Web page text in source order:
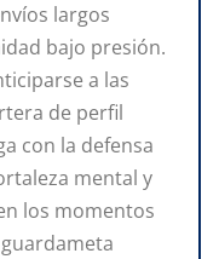
largos
bajo presión.
a las
de perfil
con la defensa
mental y
los momentos